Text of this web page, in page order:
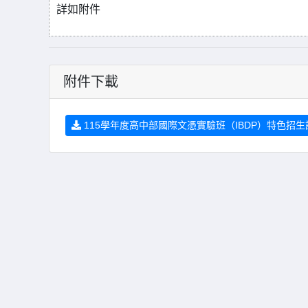
詳如附件
附件下載
115學年度高中部國際文憑實驗班（IBDP）特色招